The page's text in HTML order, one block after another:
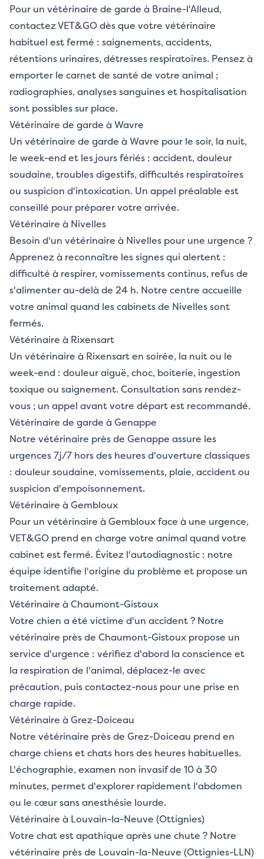
Pour un vétérinaire de garde à Braine-l'Alleud,
contactez VET&GO dès que votre vétérinaire
habituel est fermé : saignements, accidents,
rétentions urinaires, détresses respiratoires. Pensez à
emporter le carnet de santé de votre animal ;
radiographies, analyses sanguines et hospitalisation
sont possibles sur place.
Vétérinaire de garde à Wavre
Un vétérinaire de garde à Wavre pour le soir, la nuit,
le week-end et les jours fériés : accident, douleur
soudaine, troubles digestifs, difficultés respiratoires
ou suspicion d'intoxication. Un appel préalable est
conseillé pour préparer votre arrivée.
Vétérinaire à Nivelles
Besoin d'un vétérinaire à Nivelles pour une urgence ?
Apprenez à reconnaître les signes qui alertent :
difficulté à respirer, vomissements continus, refus de
s'alimenter au-delà de 24 h. Notre centre accueille
votre animal quand les cabinets de Nivelles sont
fermés.
Vétérinaire à Rixensart
Un vétérinaire à Rixensart en soirée, la nuit ou le
week-end : douleur aiguë, choc, boiterie, ingestion
toxique ou saignement. Consultation sans rendez-
vous ; un appel avant votre départ est recommandé.
Vétérinaire de garde à Genappe
Notre vétérinaire près de Genappe assure les
urgences 7j/7 hors des heures d'ouverture classiques
: douleur soudaine, vomissements, plaie, accident ou
suspicion d'empoisonnement.
Vétérinaire à Gembloux
Pour un vétérinaire à Gembloux face à une urgence,
VET&GO prend en charge votre animal quand votre
cabinet est fermé. Évitez l'autodiagnostic : notre
équipe identifie l'origine du problème et propose un
traitement adapté.
Vétérinaire à Chaumont-Gistoux
Votre chien a été victime d'un accident ? Notre
vétérinaire près de Chaumont-Gistoux propose un
service d'urgence : vérifiez d'abord la conscience et
la respiration de l'animal, déplacez-le avec
précaution, puis contactez-nous pour une prise en
charge rapide.
Vétérinaire à Grez-Doiceau
Notre vétérinaire près de Grez-Doiceau prend en
charge chiens et chats hors des heures habituelles.
L'échographie, examen non invasif de 10 à 30
minutes, permet d'explorer rapidement l'abdomen
ou le cœur sans anesthésie lourde.
Vétérinaire à Louvain-la-Neuve (Ottignies)
Votre chat est apathique après une chute ? Notre
vétérinaire près de Louvain-la-Neuve (Ottignies-LLN)